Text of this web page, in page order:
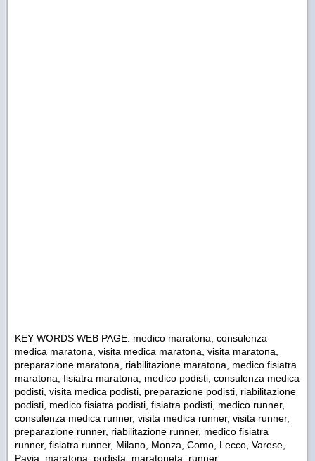
KEY WORDS WEB PAGE: medico maratona, consulenza
medica maratona, visita medica maratona, visita maratona,
preparazione maratona, riabilitazione maratona, medico fisiatra
maratona, fisiatra maratona, medico podisti, consulenza medica
podisti, visita medica podisti, preparazione podisti, riabilitazione
podisti, medico fisiatra podisti, fisiatra podisti, medico runner,
consulenza medica runner, visita medica runner, visita runner,
preparazione runner, riabilitazione runner, medico fisiatra
runner, fisiatra runner, Milano, Monza, Como, Lecco, Varese,
Pavia, maratona, podista, maratoneta, runner.